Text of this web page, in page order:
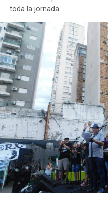
Trabajo
Reporte
Santa
Fehttps://
— FARCO
toda la jornada.